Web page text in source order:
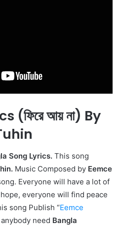
(ফিরে আয় না) By
Song Lyrics. This song
Music Composed by Eemce
Everyone will have a lot of
everyone will find peace
song Publish “Eemce
need Bangla